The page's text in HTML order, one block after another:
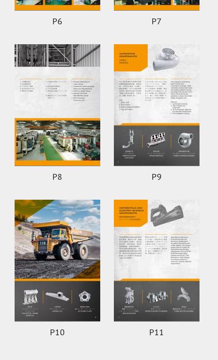
P6 P7
P8 P9
P10 P11